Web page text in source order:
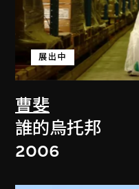
曹斐
展出中
誰的烏托邦
2006